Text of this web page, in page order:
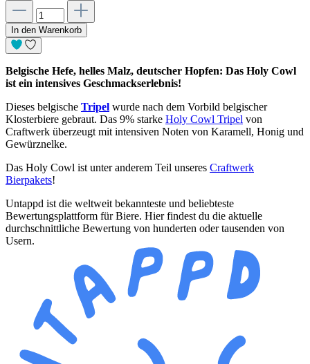
In den Warenkorb
Belgische Hefe, helles Malz, deutscher Hopfen: Das Holy Cowl
ist ein intensives Geschmackserlebnis!
Dieses belgische Tripel wurde nach dem Vorbild belgischer
Klosterbiere gebraut. Das 9% starke Holy Cowl Tripel von
Craftwerk überzeugt mit intensiven Noten von Karamell, Honig und
Gewürznelke.
Das Holy Cowl ist unter anderem Teil unseres Craftwerk
Bierpakets!
Untappd ist die weltweit bekannteste und beliebteste
Bewertungsplattform für Biere. Hier findest du die aktuelle
durchschnittliche Bewertung von hunderten oder tausenden von
Usern.